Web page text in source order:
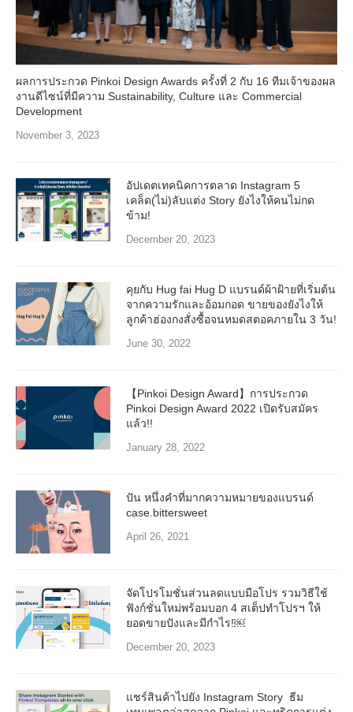
ผลการประกวด Pinkoi Design Awards ครั้งที่ 2 กับ 16 ทีมเจ้าของผล
งานดีไซน์ที่มีความ Sustainability, Culture และ Commercial
Development
November 3, 2023
อัปเดตเทคนิคการตลาด Instagram 5
เคล็ด(ไม่)ลับแต่ง Story ยังไงให้คนไม่กด
ข้าม!
December 20, 2023
คุยกับ Hug fai Hug D แบรนด์ผ้าฝ้ายที่เริ่มต้น
จากความรักและอ้อมกอด ขายของยังไงให้
ลูกค้าฮ่องกงสั่งซื้อจนหมดสตอคภายใน 3 วัน!
June 30, 2022
【Pinkoi Design Award】การประกวด
Pinkoi Design Award 2022 เปิดรับสมัคร
แล้ว!!
January 28, 2022
ปัน หนึ่งคำที่มากความหมายของแบรนด์
case.bittersweet
April 26, 2021
จัดโปรโมชั่นส่วนลดแบบมือโปร รวมวิธีใช้
ฟังก์ชั่นใหม่พร้อมบอก 4 สเต็ปทำโปรฯ ให้
ยอดขายปังและมีกำไร!￼
December 20, 2023
แชร์สินค้าไปยัง Instagram Story ธีม